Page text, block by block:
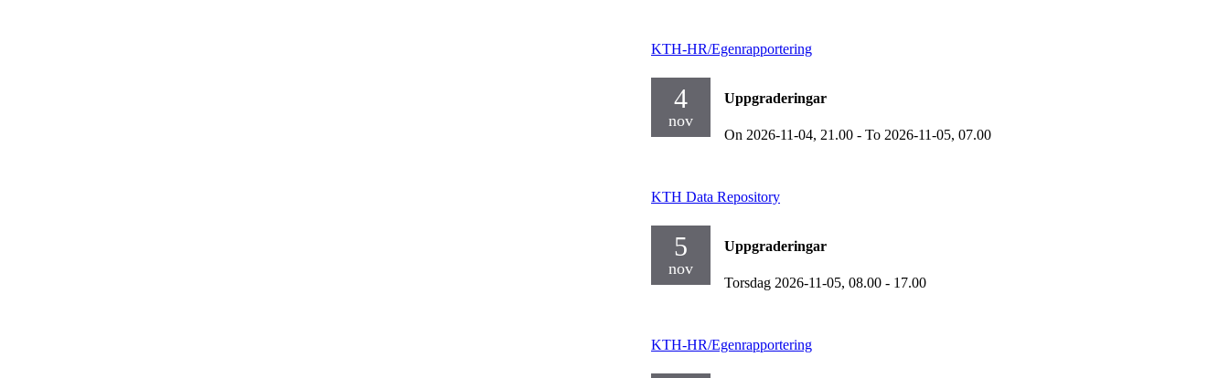
KTH-HR/Egenrapportering
4
nov
Uppgraderingar
On 2026-11-04, 21.00 - To 2026-11-05, 07.00
KTH Data Repository
5
nov
Uppgraderingar
Torsdag 2026-11-05, 08.00 - 17.00
KTH-HR/Egenrapportering